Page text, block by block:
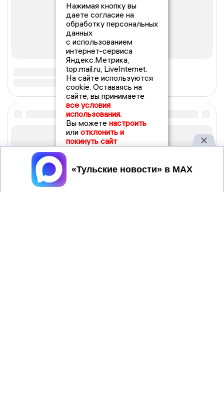
Нажимая кнопку вы
даете согласие на
обработку персональных
данных
с использованием
интернет-сервиса
Яндекс.Метрика,
top.mail.ru, LiveInternet.
На сайте используются
cookie. Оставаясь на
сайте, вы принимаете
все условия
использования.
Вы можете настроить
или отклонить и
покинуть сайт
Принять